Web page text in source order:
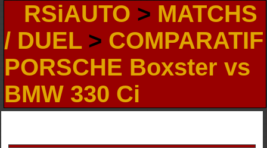
RSiAUTO > MATCHS
/ DUEL> COMPARATIF
PORSCHE Boxster vs
BMW 330 Ci